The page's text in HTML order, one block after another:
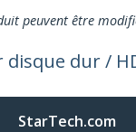
peuvent être
dur /
StarTech.com